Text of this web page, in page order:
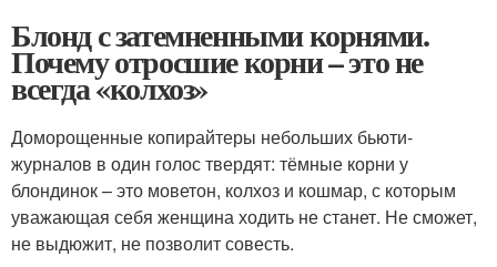
Блонд с затемненными корнями.
Почему отросшие корни – это не
всегда «колхоз»
Доморощенные копирайтеры небольших бьюти-
журналов в один голос твердят: тёмные корни у
блондинок – это моветон, колхоз и кошмар, с которым
уважающая себя женщина ходить не станет. Не сможет,
не выдюжит, не позволит совесть.